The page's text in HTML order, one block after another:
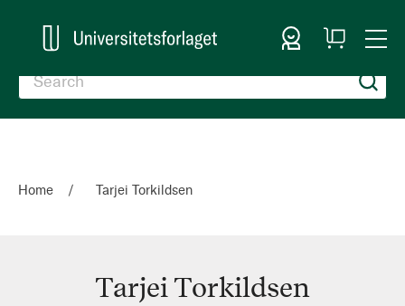
Sign In
My
Cart
Home Tarjei Torkildsen
Tarjei Torkildsen